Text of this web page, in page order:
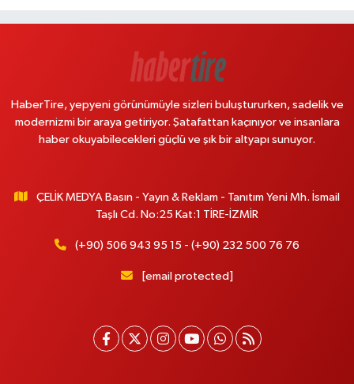
HaberTire, yepyeni görünümüyle sizleri buluştururken, sadelik ve
modernizmi bir araya getiriyor. Şatafattan kaçınıyor ve insanlara
haber okuyabilecekleri güçlü ve şık bir altyapı sunuyor.
ÇELİK MEDYA Basın - Yayın & Reklam - Tanıtım Yeni Mh. İsmail
Taşlı Cd. No:25 Kat:1 TİRE-İZMİR
(+90) 506 943 95 15 - (+90) 232 500 76 76
[email protected]